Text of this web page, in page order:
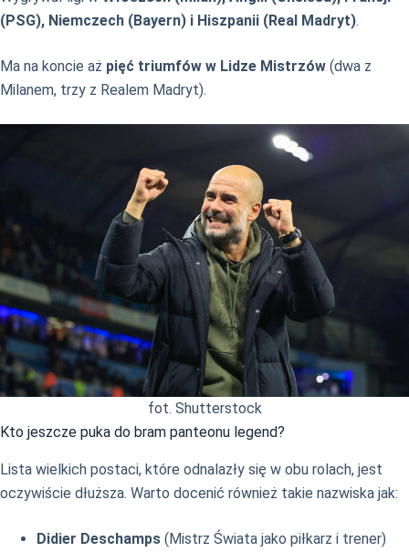
(PSG), Niemczech (Bayern) i Hiszpanii (Real Madryt).
Ma na koncie aż pięć triumfów w Lidze Mistrzów (dwa z
Milanem, trzy z Realem Madryt).
fot. Shutterstock
Kto jeszcze puka do bram panteonu legend?
Lista wielkich postaci, które odnalazły się w obu rolach, jest
oczywiście dłuższa. Warto docenić również takie nazwiska jak:
Didier Deschamps (Mistrz Świata jako piłkarz i trener)